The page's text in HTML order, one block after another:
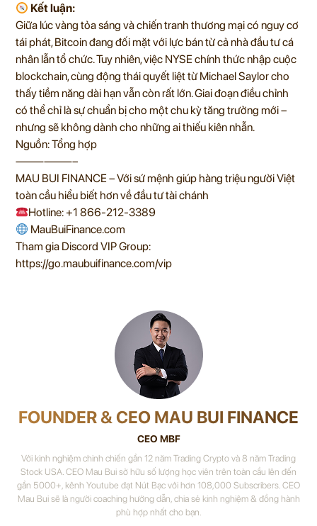
Kết luận:
Giữa lúc vàng tỏa sáng và chiến tranh thương mại có nguy cơ
tái phát, Bitcoin đang đối mặt với lực bán từ cả nhà đầu tư cá
nhân lẫn tổ chức. Tuy nhiên, việc NYSE chính thức nhập cuộc
blockchain, cùng động thái quyết liệt từ Michael Saylor cho
thấy tiềm năng dài hạn vẫn còn rất lớn. Giai đoạn điều chỉnh
có thể chỉ là sự chuẩn bị cho một chu kỳ tăng trưởng mới –
nhưng sẽ không dành cho những ai thiếu kiên nhẫn.
Nguồn: Tổng hợp
——————–
MAU BUI FINANCE – Với sứ mệnh giúp hàng triệu người Việt
toàn cầu hiểu biết hơn về đầu tư tài chánh
Hotline: +1 866-212-3389
MauBuiFinance.com
Tham gia Discord VIP Group:
https://go.maubuifinance.com/vip
FOUNDER & CEO MAU BUI FINANCE
CEO MBF
Với kinh nghiệm chinh chiến gần 12 năm Trading Crypto và 8 năm Trading
Stock USA. CEO Mau Bui sở hữu số lượng học viên trên toàn cầu lên đến
gần 5000+, kênh Youtube đạt Nút Bạc với hơn 108,000 Subscribers. CEO
Mau Bui sẽ là người coaching hướng dẫn, chia sẻ kinh nghiệm & đồng hành
phù hợp nhất cho bạn.